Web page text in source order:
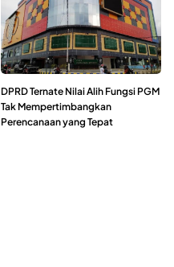
DPRD Ternate Nilai Alih Fungsi PGM
Tak Mempertimbangkan
Perencanaan yang Tepat